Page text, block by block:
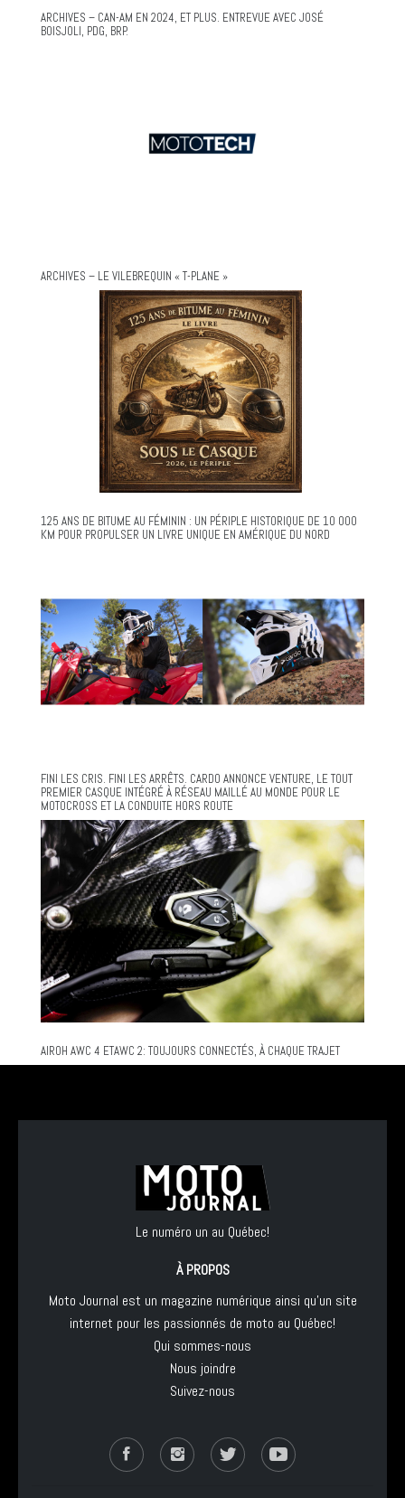
ARCHIVES – CAN-AM EN 2024, ET PLUS. ENTREVUE AVEC JOSÉ
BOISJOLI, PDG, BRP.
ARCHIVES – LE VILEBREQUIN « T-PLANE »
125 ANS DE BITUME AU FÉMININ : UN PÉRIPLE HISTORIQUE DE 10 000
KM POUR PROPULSER UN LIVRE UNIQUE EN AMÉRIQUE DU NORD
FINI LES CRIS. FINI LES ARRÊTS. CARDO ANNONCE VENTURE, LE TOUT
PREMIER CASQUE INTÉGRÉ À RÉSEAU MAILLÉ AU MONDE POUR LE
MOTOCROSS ET LA CONDUITE HORS ROUTE
AIROH AWC 4 ETAWC 2: TOUJOURS CONNECTÉS, À CHAQUE TRAJET
Le numéro un au Québec!
À PROPOS
Moto Journal est un magazine numérique ainsi qu'un site
internet pour les passionnés de moto au Québec!
Qui sommes-nous
Nous joindre
Suivez-nous